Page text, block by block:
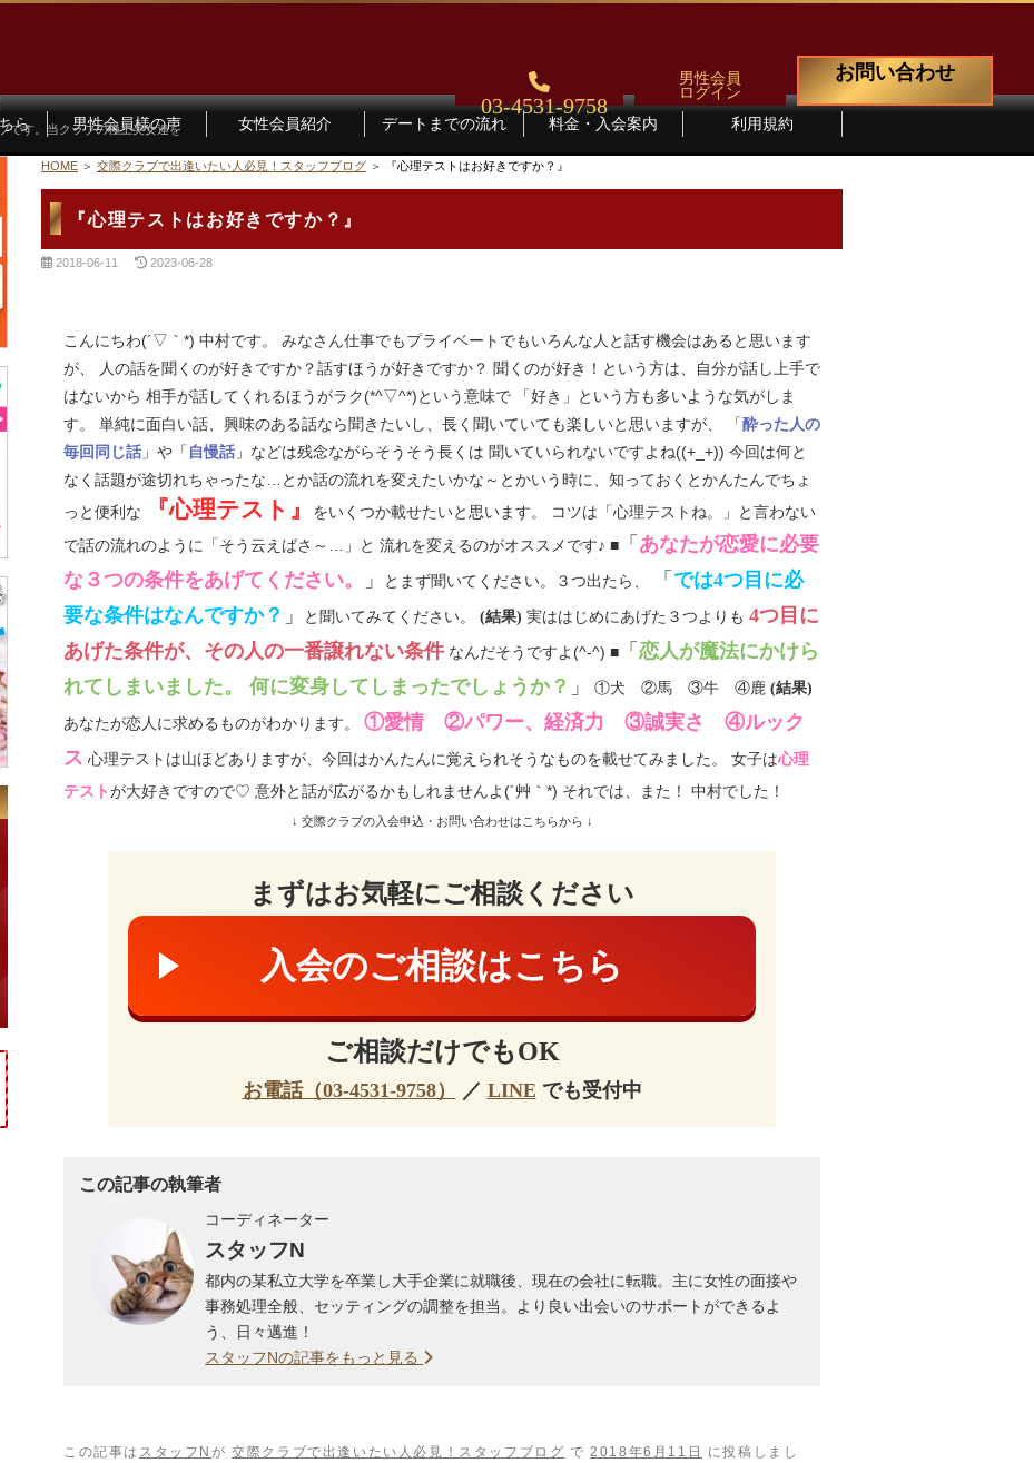
です。当クラブの極上美女達を
03-4531-9758
男性会員
ログイン
お問い合わせ
ら 男性会員様の声 女性会員紹介 デートまでの流れ 料金・入会案内 利用規約
HOME 交際クラブで出逢いたい人必見！スタッフブログ 『心理テストはお好きですか？』
『心理テストはお好きですか？』
2018-06-11 2023-06-28
こんにちわ(´▽｀*) 中村です。 みなさん仕事でもプライベートでもいろんな人と話す機会はあると思います
が、 人の話を聞くのが好きですか？話すほうが好きですか？ 聞くのが好き！という方は、自分が話し上手で
はないから 相手が話してくれるほうがラク(*^▽^*)という意味で 「好き」という方も多いような気がしま
す。 単純に面白い話、興味のある話なら聞きたいし、長く聞いていても楽しいと思いますが、 「酔った人の
毎回同じ話 」や「 自慢話 」などは残念ながらそうそう長くは 聞いていられないですよね((+_+)) 今回は何と
なく話題が途切れちゃったな…とか話の流れを変えたいかな～とかいう時に、知っておくとかんたんでちょ
っと便利な
『心理テスト』
をいくつか載せたいと思います。 コツは「心理テストね。」と言わない
で話の流れのように「そう云えばさ～…」と 流れを変えるのがオススメです♪ ■
「 あなたが恋愛に必要
な３つの条件をあげてください。
」 とまず聞いてください。３つ出たら、 「 では4つ目に必
要な条件はなんですか？ 」 と聞いてみてください。 (結果) 実ははじめにあげた３つよりも 4つ目に
あげた条件が、その人の一番譲れない条件なんだそうですよ(^-^) ■ 「 恋人が魔法にかけら
れてしまいました。 何に変身してしまったでしょうか？ 」 ①犬 ②馬 ③牛 ④鹿 (結果)
あなたが恋人に求めるものがわかります。 ①愛情 ②パワー、経済力 ③誠実さ ④ルック
ス 心理テストは山ほどありますが、今回はかんたんに覚えられそうなものを載せてみました。 女子は心理
テスト が大好きですので♡ 意外と話が広がるかもしれませんよ(´艸｀*) それでは、また！ 中村でした！
↓ 交際クラブの入会申込・お問い合わせはこちらから ↓
まずはお気軽にご相談ください
入会のご相談はこちら
ご相談だけでもOK
お電話（03-4531-9758） ／ LINE でも受付中
この記事の執筆者
コーディネーター
スタッフN
都内の某私立大学を卒業し大手企業に就職後、現在の会社に転職。主に女性の面接や
事務処理全般、セッティングの調整を担当。より良い出会いのサポートができるよ
う、日々邁進！
スタッフNの記事をもっと見る
この記事は スタッフN が交際クラブで出逢いたい人必見！スタッフブログ で2018年6月11日 に投稿しまし